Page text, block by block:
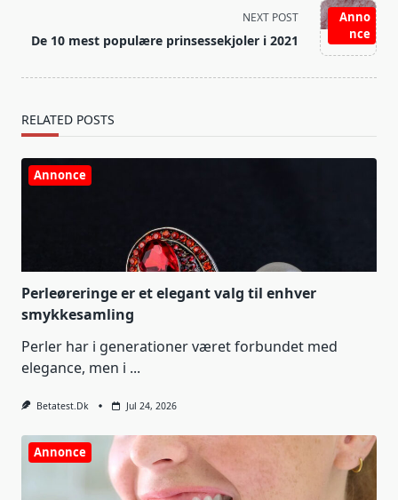
text">Page</span>
Anno
nce
NEXT POST
De 10 mest populære prinsessekjoler i 2021
RELATED POSTS
Annonce
Perleøreringe er et elegant valg til enhver
smykkesamling
Perler har i generationer været forbundet med
elegance, men i ...
Betatest.dk Jul 24, 2026
Annonce